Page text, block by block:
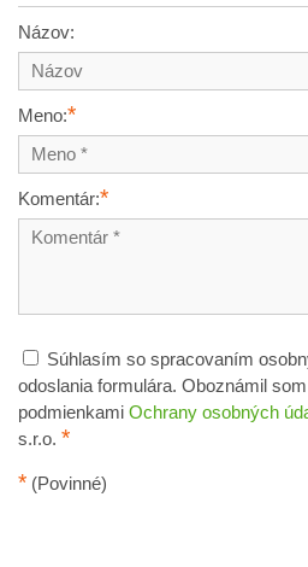
Názov:
Meno:*
Komentár:*
Súhlasím so spracovaním
odoslania formulára. Oboznámil
podmienkami Ochrany osobných
s.r.o. *
* (Povinné)